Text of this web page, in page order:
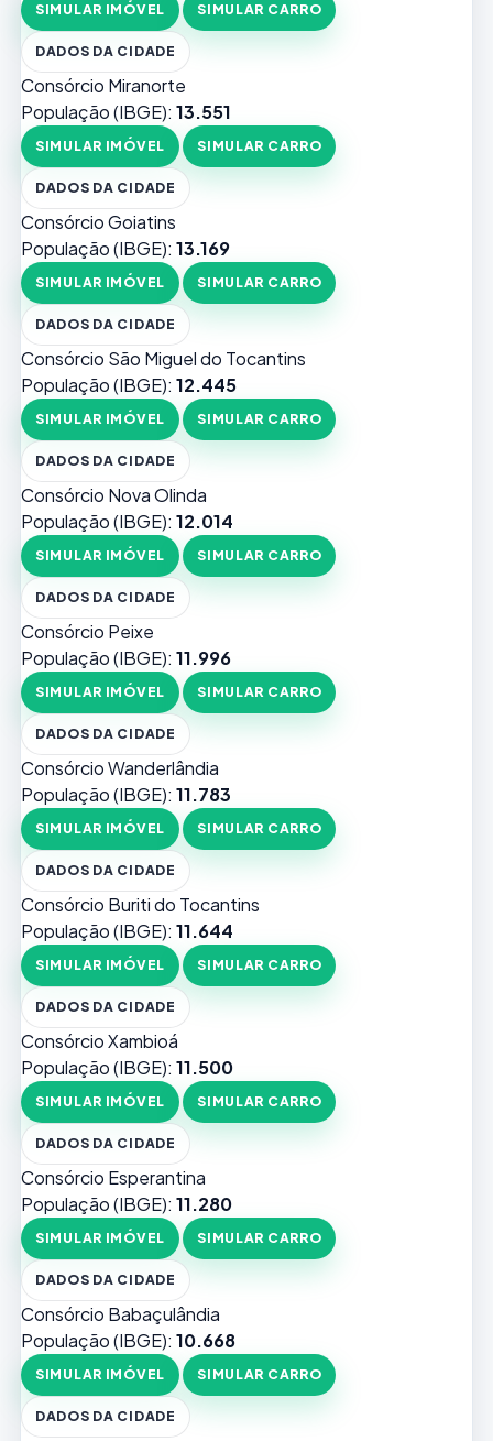
SIMULAR IMÓVEL SIMULAR CARRO
DADOS DA CIDADE
Consórcio Miranorte
População (IBGE): 13.551
SIMULAR IMÓVEL SIMULAR CARRO
DADOS DA CIDADE
Consórcio Goiatins
População (IBGE): 13.169
SIMULAR IMÓVEL SIMULAR CARRO
DADOS DA CIDADE
Consórcio São Miguel do Tocantins
População (IBGE): 12.445
SIMULAR IMÓVEL SIMULAR CARRO
DADOS DA CIDADE
Consórcio Nova Olinda
População (IBGE): 12.014
SIMULAR IMÓVEL SIMULAR CARRO
DADOS DA CIDADE
Consórcio Peixe
População (IBGE): 11.996
SIMULAR IMÓVEL SIMULAR CARRO
DADOS DA CIDADE
Consórcio Wanderlândia
População (IBGE): 11.783
SIMULAR IMÓVEL SIMULAR CARRO
DADOS DA CIDADE
Consórcio Buriti do Tocantins
População (IBGE): 11.644
SIMULAR IMÓVEL SIMULAR CARRO
DADOS DA CIDADE
Consórcio Xambioá
População (IBGE): 11.500
SIMULAR IMÓVEL SIMULAR CARRO
DADOS DA CIDADE
Consórcio Esperantina
População (IBGE): 11.280
SIMULAR IMÓVEL SIMULAR CARRO
DADOS DA CIDADE
Consórcio Babaçulândia
População (IBGE): 10.668
SIMULAR IMÓVEL SIMULAR CARRO
DADOS DA CIDADE